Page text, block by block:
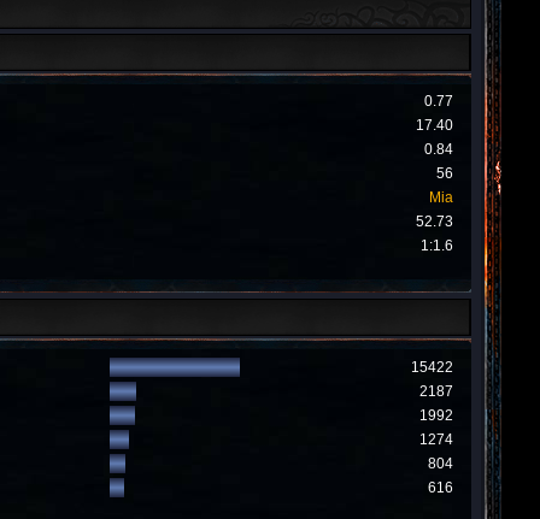
0.77
17.40
0.84
56
Mia
52.73
1:1.6
15422
2187
1992
1274
804
616